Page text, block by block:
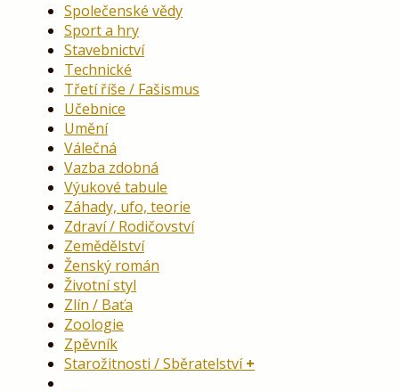
Společenské vědy
Sport a hry
Stavebnictví
Technické
Třetí říše / Fašismus
Učebnice
Umění
Válečná
Vazba zdobná
Výukové tabule
Záhady, ufo, teorie
Zdraví / Rodičovství
Zemědělství
Ženský román
Životní styl
Zlín / Baťa
Zoologie
Zpěvník
Starožitnosti / Sběratelství